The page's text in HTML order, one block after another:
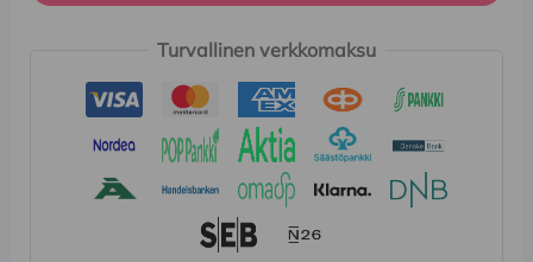
Turvallinen verkkomaksu